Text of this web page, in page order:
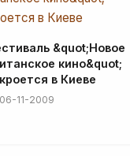
&quot;Новое
кино&quot;
в Киеве
06-11-2009